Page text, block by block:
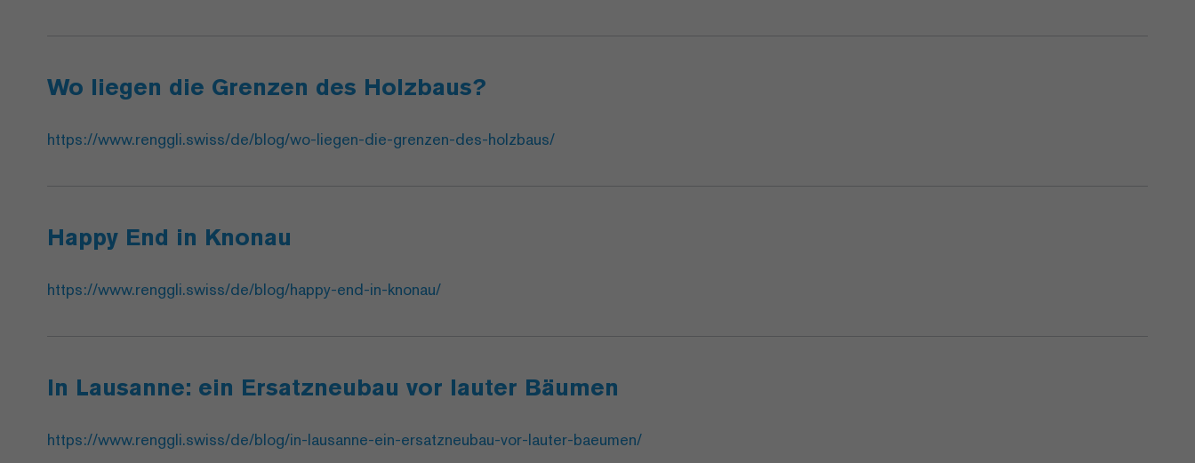
Wo liegen die Grenzen des Holzbaus?
https://www.renggli.swiss/de/blog/wo-liegen-die-grenzen-des-holzbaus/
Happy End in Knonau
https://www.renggli.swiss/de/blog/happy-end-in-knonau/
In Lausanne: ein Ersatzneubau vor lauter Bäumen
https://www.renggli.swiss/de/blog/in-lausanne-ein-ersatzneubau-vor-lauter-baeumen/